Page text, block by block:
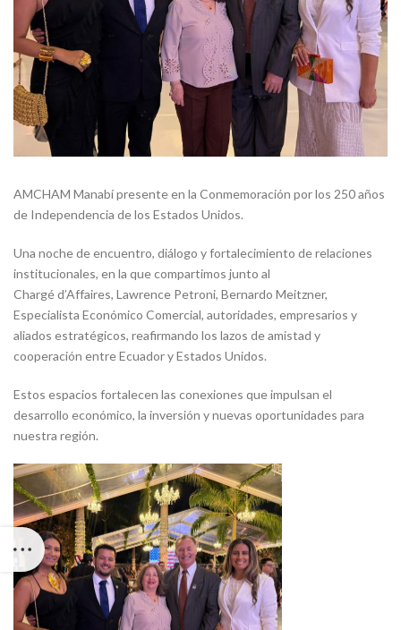
AMCHAM Manabí presente en la Conmemoración por los 250 años
de Independencia de los Estados Unidos.
Una noche de encuentro, diálogo y fortalecimiento de relaciones
institucionales, en la que compartimos junto al
Chargé d’Affaires, Lawrence Petroni, Bernardo Meitzner,
Especialista Económico Comercial, autoridades, empresarios y
aliados estratégicos, reafirmando los lazos de amistad y
cooperación entre Ecuador y Estados Unidos.
Estos espacios fortalecen las conexiones que impulsan el
desarrollo económico, la inversión y nuevas oportunidades para
nuestra región.